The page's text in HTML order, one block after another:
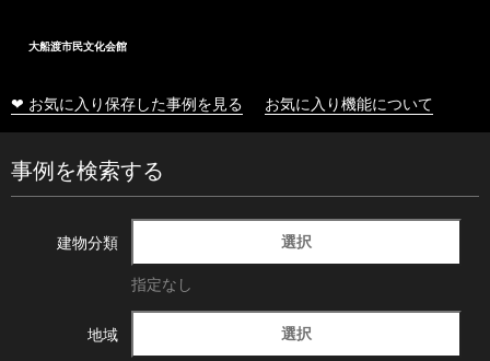
大船渡市民文化会館
❤ お気に入り保存した事例を見る お気に入り機能について
事例を検索する
建物分類 選択
指定なし
地域 選択